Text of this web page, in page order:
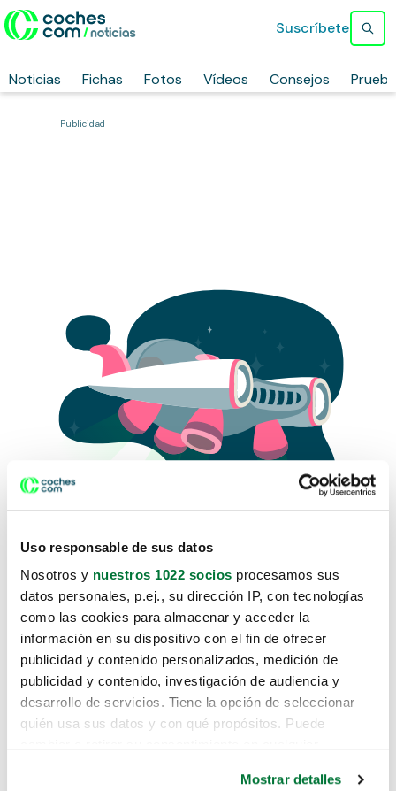
Uso responsable de sus datos
Nosotros y nuestros 1022 socios procesamos sus
datos personales, p.ej., su dirección IP, con tecnologías
como las cookies para almacenar y acceder la
información en su dispositivo con el fin de ofrecer
publicidad y contenido personalizados, medición de
publicidad y contenido, investigación de audiencia y
desarrollo de servicios. Tiene la opción de seleccionar
quién usa sus datos y con qué propósitos. Puede
Mostrar detalles
Noticias Fichas Fotos Vídeos Consejos
Suscríbete
Publicidad
Lo sentimos, no sabemos como
te hemos traido hasta aquí.
Pero puedes encontrar el coche que estás
buscando en alguno de estos enlaces: